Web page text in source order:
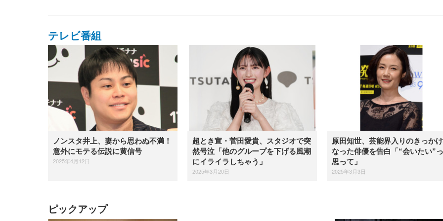
テレビ番組
ノンスタ井上、妻から思わぬ不満！
意外にモテる伝説に黄信号
2025年4月12日
超とき宣・菅田愛貴、スタジオで突
然号泣「他のグループを下げる風潮
にイライラしちゃう」
2025年3月20日
原田知世、芸能界入りのきっか
なった俳優を告白「“会いたい”
思って」
2025年3月3日
ピックアップ